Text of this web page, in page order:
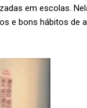
em escolas.
e bons hábitos de